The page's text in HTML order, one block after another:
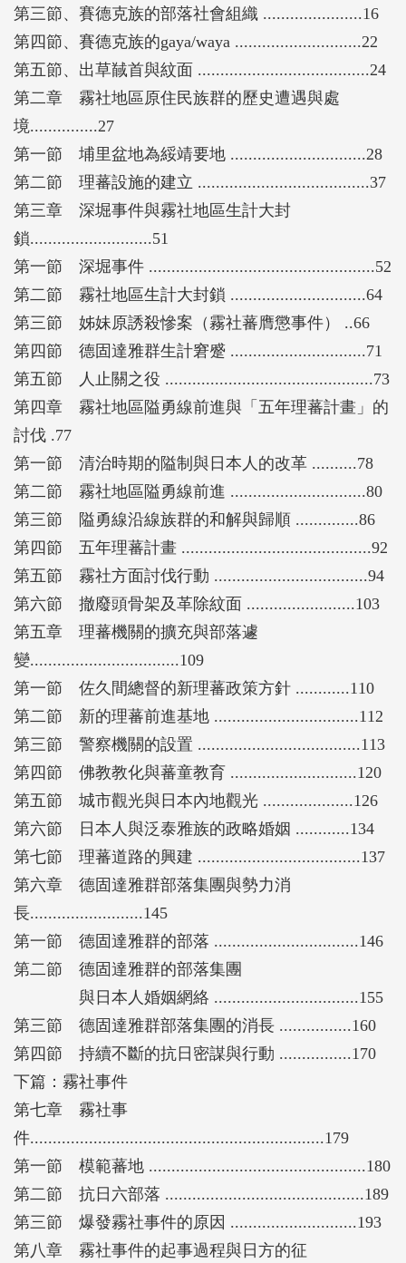
第三節、賽德克族的部落社會組織 ......................16
第四節、賽德克族的gaya/waya ............................22
第五節、出草馘首與紋面 ......................................24
第二章 霧社地區原住民族群的歷史遭遇與處
境...............27
第一節 埔里盆地為綏靖要地 ..............................28
第二節 理蕃設施的建立 ......................................37
第三章 深堀事件與霧社地區生計大封
鎖...........................51
第一節 深堀事件 ..................................................52
第二節 霧社地區生計大封鎖 ..............................64
第三節 姊妹原誘殺慘案（霧社蕃膺懲事件） ..66
第四節 德固達雅群生計窘蹙 ..............................71
第五節 人止關之役 ..............................................73
第四章 霧社地區隘勇線前進與「五年理蕃計畫」的
討伐 .77
第一節 清治時期的隘制與日本人的改革 ..........78
第二節 霧社地區隘勇線前進 ..............................80
第三節 隘勇線沿線族群的和解與歸順 ..............86
第四節 五年理蕃計畫 ..........................................92
第五節 霧社方面討伐行動 ..................................94
第六節 撤廢頭骨架及革除紋面 ........................103
第五章 理蕃機關的擴充與部落遽
變.................................109
第一節 佐久間總督的新理蕃政策方針 ............110
第二節 新的理蕃前進基地 ................................112
第三節 警察機關的設置 ....................................113
第四節 佛教教化與蕃童教育 ............................120
第五節 城市觀光與日本內地觀光 ....................126
第六節 日本人與泛泰雅族的政略婚姻 ............134
第七節 理蕃道路的興建 ....................................137
第六章 德固達雅群部落集團與勢力消
長.........................145
第一節 德固達雅群的部落 ................................146
第二節 德固達雅群的部落集團
與日本人婚姻網絡 ................................155
第三節 德固達雅群部落集團的消長 ................160
第四節 持續不斷的抗日密謀與行動 ................170
下篇：霧社事件
第七章 霧社事
件.................................................................179
第一節 模範蕃地 ................................................180
第二節 抗日六部落 ............................................189
第三節 爆發霧社事件的原因 ............................193
第八章 霧社事件的起事過程與日方的征